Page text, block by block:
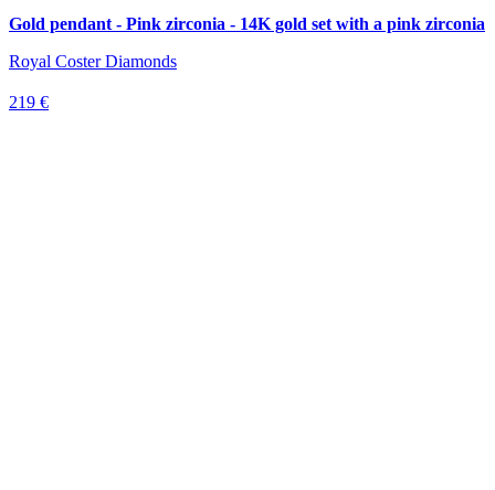
Gold pendant - Pink zirconia - 14K gold set with a pink zirconia
Royal Coster Diamonds
219 €